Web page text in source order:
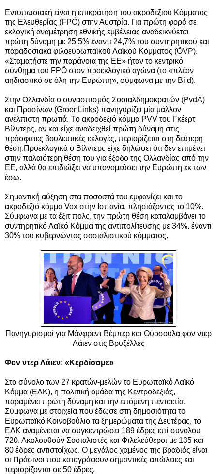
Εντυπωσιακή είναι η επικράτηση του ακροδεξιού Κόμματος
της Ελευθερίας (FPÖ) στην Αυστρία. Για πρώτη φορά σε
εκλογική αναμέτρηση εθνικής εμβέλειας αναδεικνύεται
πρώτη δύναμη με 25,5% έναντι 24,7% του συντηρητικού και
παραδοσιακά φιλοευρωπαϊκού Λαϊκού Κόμματος (ÖVP).
«Σταματήστε την παράνοια της ΕΕ» ήταν το κεντρικό
σύνθημα του FPÖ στον προεκλογικό αγώνα (το «πλέον
αηδιαστικό σε όλη την Ευρώπη», σύμφωνα με την Bild).
Στην Ολλανδία ο συνασπισμός Σοσιαλδημοκρατών (PvdA)
και Πρασίνων (GroenLinks) πανηγυρίζει μία μάλλον
ανέλπιστη πρωτιά. Tο ακροδεξιό κόμμα PVV του Γκέερτ
Βίλντερς, αν και είχε αναδειχθεί πρώτη δύναμη στις
πρόσφατες βουλευτικές εκλογές, περιορίζεται στη δεύτερη
θέση.Προεκλογικά ο Βίλντερς είχε δηλώσει ότι δεν επιμένει
στην παλαιότερη θέση του για έξοδο της Ολλανδίας από την
ΕΕ, αλλά θα επιδιώξει να υπονομεύσει την Ευρώπη εκ των
έσω.
Σημαντική αύξηση στα ποσοστά του εμφανίζει και το
ακροδεξιό κόμμα Vox στην Ισπανία, πλησιάζοντας το 10%.
Σύμφωνα με τα έξιτ πολς, την πρώτη θέση καταλαμβάνει το
συντηρητικό Λαϊκό Κόμμα της αντιπολίτευσης με 34%, έναντι
30% του κυβερνώντος σοσιαλιστικού κόμματος.
Πανηγυρισμοί για Μάνφρεντ Βέμπερ και Ούρσουλα φον ντερ
Λάιεν στις Βρυξέλλες
Φον ντερ Λάιεν: «Κερδίσαμε»
Στο σύνολο των 27 κρατών-μελών το Ευρωπαϊκό Λαϊκό
Κόμμα (ΕΛΚ), η πολιτική ομάδα της Κεντροδεξιάς,
παραμένει πρώτη δύναμη και την επόμενη πενταετία.
Σύμφωνα με στοιχεία που έδωσε στη δημοσιότητα το
Ευρωπαϊκό Κοινοβούλιο τα ξημερώματα της Δευτέρας, το
ΕΛΚ αναμένεται να συγκεντρώσει 189 έδρες επί συνόλου
720. Ακολουθούν Σοσιαλιστές και Φιλελεύθεροι με 135 και
80 έδρες αντιστοίχως. Ο μεγάλος χαμένος της βραδιάς είναι
οι Πράσινοι που καταγράφουν σημαντικές απώλειες και
περιορίζονται σε 50 έδρες.